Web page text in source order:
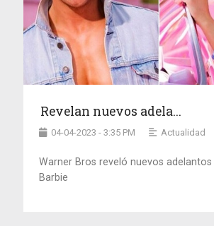
Revelan nuevos adela...
04-04-2023 - 3:35 PM Actualidad
Warner Bros reveló nuevos adelantos
Barbie